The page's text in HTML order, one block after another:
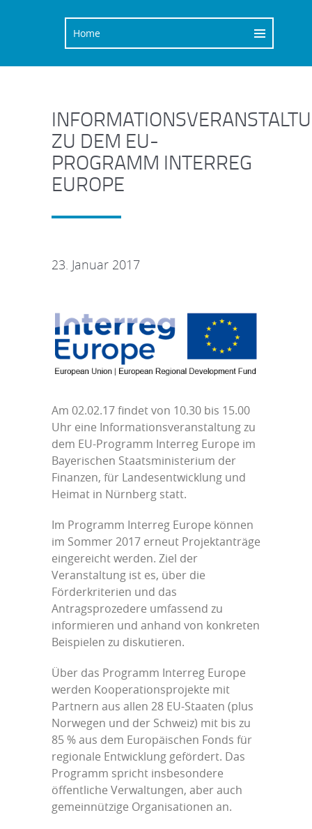
ZU DEM EU-
PROGRAMM INTERREG
EUROPE
23. Januar 2017
Am 02.02.17 findet von 10.30 bis 15.00
Uhr eine Informationsveranstaltung zu
dem EU-Programm Interreg Europe im
Bayerischen Staatsministerium der
Finanzen, für Landesentwicklung und
Heimat in Nürnberg statt.
Im Programm Interreg Europe können
im Sommer 2017 erneut Projektanträge
eingereicht werden. Ziel der
Veranstaltung ist es, über die
Förderkriterien und das
Antragsprozedere umfassend zu
informieren und anhand von konkreten
Beispielen zu diskutieren.
Über das Programm Interreg Europe
werden Kooperationsprojekte mit
Partnern aus allen 28 EU-Staaten (plus
Norwegen und der Schweiz) mit bis zu
85 % aus dem Europäischen Fonds für
regionale Entwicklung gefördert. Das
Programm spricht insbesondere
öffentliche Verwaltungen, aber auch
gemeinnützige Organisationen an.